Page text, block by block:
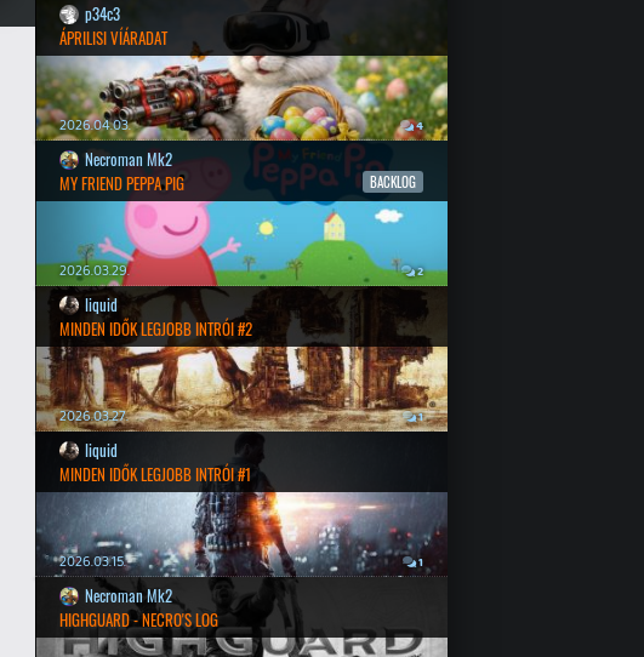
p34c3
ÁPRILISI VÍÁRADAT
2026.04.03. 4
Necroman Mk2
MY FRIEND PEPPA PIG
BACKLOG
2026.03.29. 2
liquid
MINDEN IDŐK LEGJOBB INTRÓI #2
2026.03.27. 1
liquid
MINDEN IDŐK LEGJOBB INTRÓI #1
2026.03.15. 1
Necroman Mk2
HIGHGUARD - NECRO'S LOG